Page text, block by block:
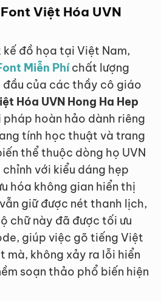
Việt Hóa UVN
đồ họa tại Việt Nam,
Miễn Phíchất lượng
đầu của các thầy cô giáo
Hóa UVN Hong Ha Hep
pháp hoàn hảo dành riêng
tính học thuật và trang
thể thuộc dòng họ UVN
với kiểu dáng hẹp
hóa không gian hiển thị
giữ được nét thanh lịch,
chữ này đã được tối ưu
giúp việc gõ tiếng Việt
mà, không xảy ra lỗi hiển
soạn thảo phổ biến hiện